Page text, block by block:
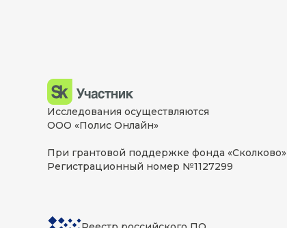
Исследования осуществляются
ООО «Полис Онлайн»
При грантовой поддержке фонда «Сколково»
Регистрационный номер №1127299